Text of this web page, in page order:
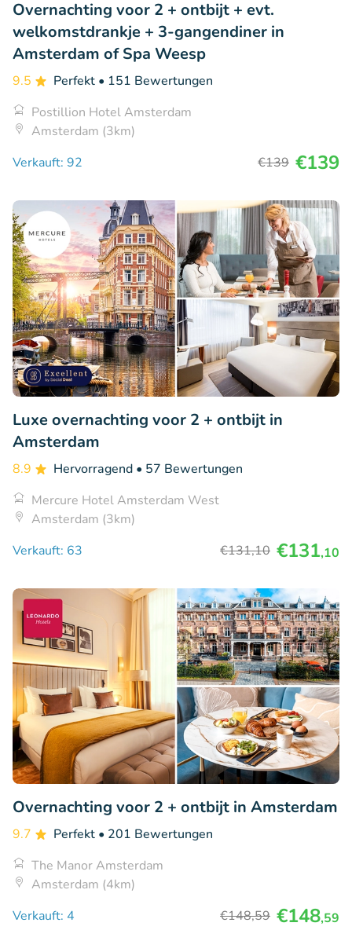
Overnachting voor 2 + ontbijt + evt.
welkomstdrankje + 3-gangendiner in
Amsterdam of Spa Weesp
9.5 Perfekt • 151 Bewertungen
Postillion Hotel Amsterdam
Amsterdam (3km)
Verkauft: 92
€139 €139
Luxe overnachting voor 2 + ontbijt in
Amsterdam
8.9 Hervorragend • 57 Bewertungen
Mercure Hotel Amsterdam West
Amsterdam (3km)
Verkauft: 63
€131,10 €131,10
Overnachting voor 2 + ontbijt in Amsterdam
9.7 Perfekt • 201 Bewertungen
The Manor Amsterdam
Amsterdam (4km)
Verkauft: 4
€148,59 €148,59